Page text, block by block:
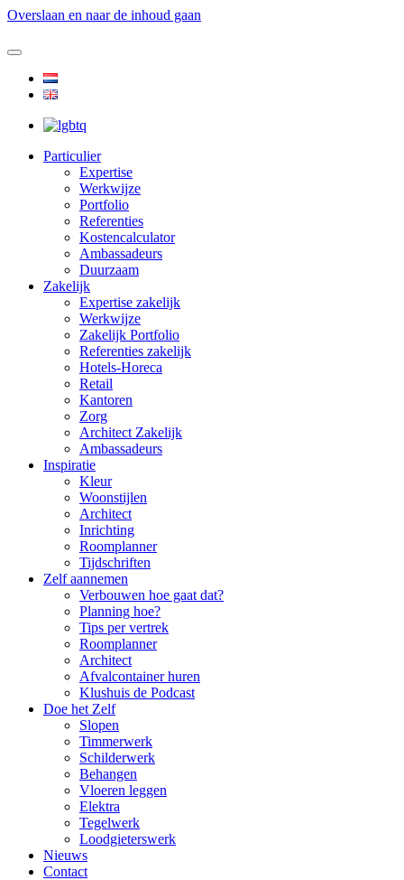
Overslaan en naar de inhoud gaan
Particulier
Expertise
Werkwijze
Portfolio
Referenties
Kostencalculator
Ambassadeurs
Duurzaam
Zakelijk
Expertise zakelijk
Werkwijze
Zakelijk Portfolio
Referenties zakelijk
Hotels-Horeca
Retail
Kantoren
Zorg
Architect Zakelijk
Ambassadeurs
Inspiratie
Kleur
Woonstijlen
Architect
Inrichting
Roomplanner
Tijdschriften
Zelf aannemen
Verbouwen hoe gaat dat?
Planning hoe?
Tips per vertrek
Roomplanner
Architect
Afvalcontainer huren
Klushuis de Podcast
Doe het Zelf
Slopen
Timmerwerk
Schilderwerk
Behangen
Vloeren leggen
Elektra
Tegelwerk
Loodgieterswerk
Nieuws
Contact